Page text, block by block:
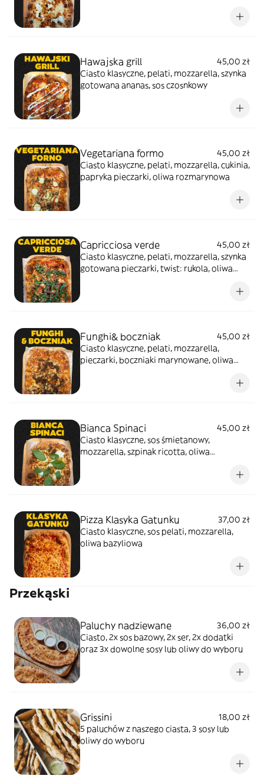
Hawajska grill
45,00 zł
Ciasto klasyczne, pelati, mozzarella, szynka
gotowana ananas, sos czosnkowy
Vegetariana formo
45,00 zł
Ciasto klasyczne, pelati, mozzarella, cukinia,
papryka pieczarki, oliwa rozmarynowa
Capricciosa verde
45,00 zł
Ciasto klasyczne, pelati, mozzarella, szynka
gotowana pieczarki, twist: rukola, oliwa
Funghi& boczniak
45,00 zł
Ciasto klasyczne, pelati, mozzarella,
pieczarki, boczniaki marynowane, oliwa
Bianca Spinaci
45,00 zł
Ciasto klasyczne, sos śmietanowy,
mozzarella, szpinak ricotta, oliwa
Pizza Klasyka Gatunku
37,00 zł
Ciasto klasyczne, sos pelati, mozzarella,
oliwa bazyliowa
Przekąski
Paluchy nadziewane
36,00 zł
Ciasto, 2x sos bazowy, 2x ser, 2x dodatki
oraz 3x dowolne sosy lub oliwy do wyboru
Grissini
18,00 zł
5 paluchów z naszego ciasta, 3 sosy lub
oliwy do wyboru